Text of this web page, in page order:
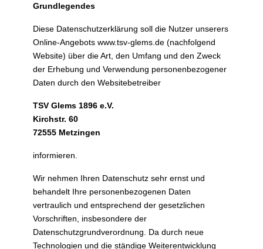
Grundlegendes
Diese Datenschutzerklärung soll die Nutzer unserers
Online-Angebots www.tsv-glems.de (nachfolgend
Website) über die Art, den Umfang und den Zweck
der Erhebung und Verwendung personenbezogener
Daten durch den Websitebetreiber
TSV Glems 1896 e.V.
Kirchstr. 60
72555 Metzingen
informieren.
Wir nehmen Ihren Datenschutz sehr ernst und
behandelt Ihre personenbezogenen Daten
vertraulich und entsprechend der gesetzlichen
Vorschriften, insbesondere der
Datenschutzgrundverordnung. Da durch neue
Technologien und die ständige Weiterentwicklung